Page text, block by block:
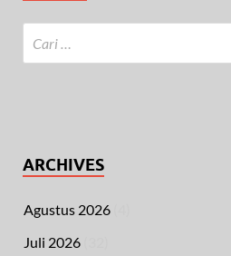
ARCHIVES
Agustus 2026
Juli 2026